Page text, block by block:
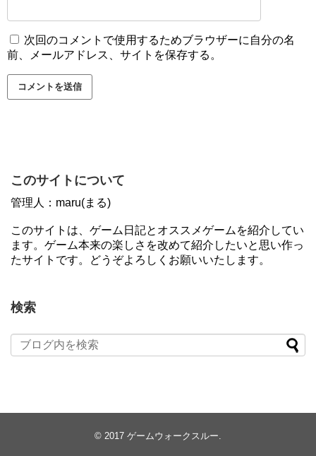
次回のコメントで使用するためブラウザーに自分の名
前、メールアドレス、サイトを保存する。
このサイトについて
管理人：maru(まる)
このサイトは、ゲーム日記とオススメゲームを紹介してい
ます。ゲーム本来の楽しさを改めて紹介したいと思い作っ
たサイトです。どうぞよろしくお願いいたします。
検索
© 2017 ゲームウォークスルー.